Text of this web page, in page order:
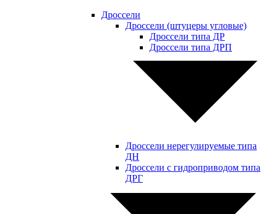
Дроссели
Дроссели (штуцеры угловые)
Дроссели типа ДР
Дроссели типа ДРП
Дроссели нерегулируемые типа
ДН
Дроссели с гидроприводом типа
ДРГ